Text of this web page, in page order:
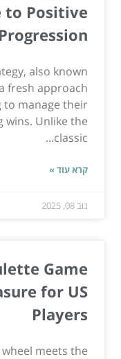
to Positive
Progression
also known
fresh approach
to manage their
wins. Unlike the
classic...
קרא עוד »
נוב 08, 2025
Game
for US
Players
meets the